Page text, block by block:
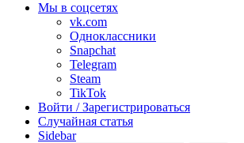
Мы в соцсетях
vk.com
Одноклассники
Snapchat
Telegram
Steam
TikTok
Войти / Зарегистрироваться
Случайная статья
Sidebar